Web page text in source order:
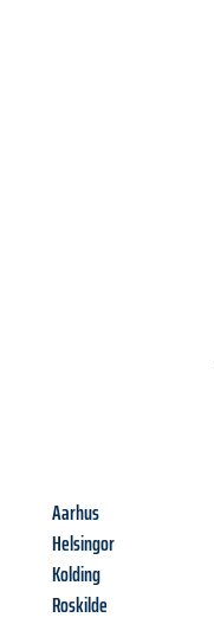
Aarhus
Helsingor
Kolding
Roskilde